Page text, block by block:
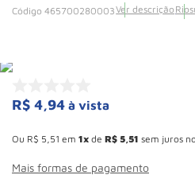
465700280003Ver descrição
R$ 4,94 à vista
Ou R$ 5 51 em 1 de R$ 5 51 sem juros
Mais formas de pagamento
8 º Talha
9º Rodizio
10 º